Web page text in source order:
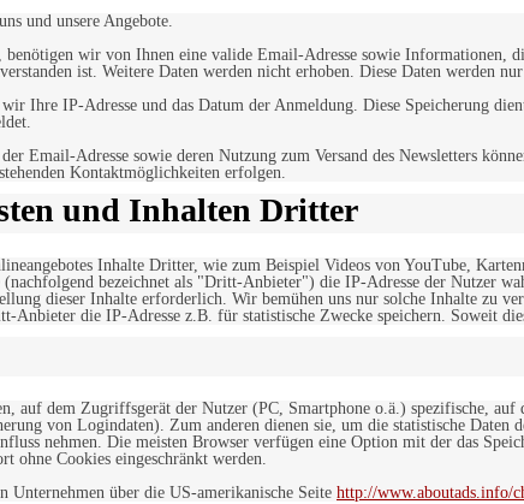
und unsere Angebote.
wir von Ihnen eine valide Email-Adresse sowie Informationen,
ist. Weitere Daten werden nicht erhoben. Diese Daten werden
Ihre IP-Adresse und das Datum der Anmeldung. Diese Speicherung
Email-Adresse sowie deren Nutzung zum Versand des Newsletters
Kontaktmöglichkeiten erfolgen.
und Inhalten Dritter
Inhalte Dritter, wie zum Beispiel Videos von YouTube,
bezeichnet als "Dritt-Anbieter") die IP-Adresse der Nutzer
dieser Inhalte erforderlich. Wir bemühen uns nur solche Inhalte zu
die IP-Adresse z.B. für statistische Zwecke speichern. Soweit
auf dem Zugriffsgerät der Nutzer (PC, Smartphone o.ä.) spezifische,
von Logindaten). Zum anderen dienen sie, um die statistische Daten
nehmen. Die meisten Browser verfügen eine Option mit der das
ohne Cookies eingeschränkt werden.
über die US-amerikanische Seite http://www.aboutads.info/